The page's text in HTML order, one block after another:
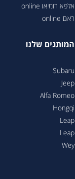
אלפא רומיאו online
ראם online
המותגים שלנו
Subaru
Jeep
Alfa Romeo
Hongqi
Leap
Leap
Wey